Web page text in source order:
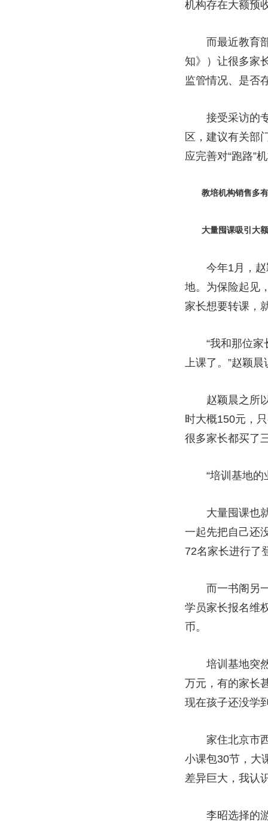
机构存在大额预
而最近教育部
知》）让很多家
监管情况、是否
接受采访的专
区，建议有关部
应完善对“跑路”
教培机构销售多有
大量囤课吸引大额
今年1月，赵颖
地。为保险起见
家长想要转课，
“我和那位家长
上课了。”赵颖晨
赵颖晨之所以
时大概150元，
很多家长都买了
“培训基地的业
大量囤课也就
一起先把自己还
72名家长进行了
而一书阁另一
学员家长报名维
币。
培训基地突然
万元，有的家长
现在孩子还没学
家住北京市西
小课包30节，大
差异巨大，我认
李昭选择的游